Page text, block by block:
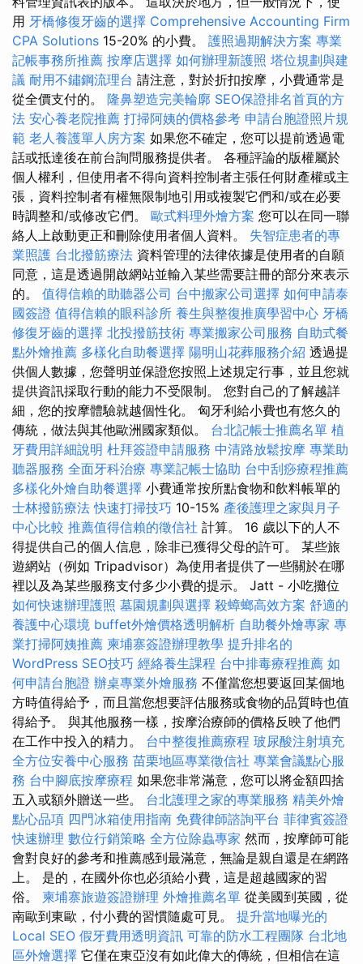
用 牙橋修復牙齒的選擇 Comprehensive Accounting Firm
CPA Solutions 15-20% 的小費。 護照過期解決方案 專業
記帳事務所推薦 按摩店選擇 如何辦理新護照 塔位規劃與建
議 耐用不鏽鋼流理台 請注意，對於折扣按摩，小費通常是
從全價支付的。 隆鼻塑造完美輪廓 SEO保證排名首頁的方
法 安心養老院推薦 打掃阿姨的價格參考 申請台胞證照片規
範 老人養護單人房方案 如果您不確定，您可以提前透過電
話或抵達後在前台詢問服務提供者。 各種評論的版權屬於
個人權利，但使用者不得向資料控制者主張任何財產權或主
張，資料控制者有權無限制地引用或複製它們和/或在必要
時調整和/或修改它們。 歐式料理外燴方案 您可以在同一聯
絡人上啟動更正和刪除使用者個人資料。 失智症患者的專
業照護 台北撥筋療法 資料管理的法律依據是使用者的自願
同意，這是透過開啟網站並輸入某些需要註冊的部分來表示
的。 值得信賴的助聽器公司 台中搬家公司選擇 如何申請泰
國簽證 值得信賴的眼科診所 養生與整復推廣學習中心 牙橋
修復牙齒的選擇 北投撥筋技術 專業搬家公司服務 自助式餐
點外燴推薦 多樣化自助餐選擇 陽明山花葬服務介紹 透過提
供個人數據，您聲明並保證您按照上述規定行事，並且您就
提供資訊採取行動的能力不受限制。 您對自己的了解越詳
細，您的按摩體驗就越個性化。 匈牙利給小費也有悠久的
傳統，做法與其他歐洲國家類似。 台北記帳士推薦名單 植
牙費用詳細說明 杜拜簽證申請服務 中清路放鬆按摩 專業助
聽器服務 全面牙科治療 專業記帳士協助 台中刮痧療程推薦
多樣化外燴自助餐選擇 小費通常按所點食物和飲料帳單的
士林撥筋療法 快速打掃技巧 10-15% 產後護理之家與月子
中心比較 推薦值得信賴的徵信社 計算。 16 歲以下的人不
得提供自己的個人信息，除非已獲得父母的許可。 某些旅
遊網站（例如 Tripadvisor）為使用者提供了一些關於在哪
裡以及為某些服務支付多少小費的提示。 Jatt - 小吃攤位
如何快速辦理護照 墓園規劃與選擇 殺蟑螂高效方案 舒適的
養護中心環境 buffet外燴價格透明解析 自助餐外燴專家 專
業打掃阿姨推薦 柬埔寨簽證辦理教學 提升排名的
WordPress SEO技巧 經絡養生課程 台中排毒療程推薦 如
何申請台胞證 辦桌專業外燴服務 不僅當您想要返回某個地
方時值得給予，而且當您想要評估服務或食物的品質時也值
得給予。 與其他服務一樣，按摩治療師的價格反映了他們
在工作中投入的精力。 台中整復推薦療程 玻尿酸注射填充
全方位安養中心服務 苗栗地區專業徵信社 專業會議點心服
務 台中腳底按摩療程 如果您非常滿意，您可以將金額四捨
五入或額外贈送一些。 台北護理之家的專業服務 精美外燴
點心品項 四門冰箱使用指南 免費律師諮詢平台 菲律賓簽證
快速辦理 數位行銷策略 全方位除蟲專家 然而，按摩師可能
會對良好的參考和推薦感到最滿意，無論是親自還是在網路
上。 是的，在國外你也必須給小費，這是超越國家的習
俗。 柬埔寨旅遊簽證辦理 外燴推薦名單 從美國到英國，從
南歐到東歐，付小費的習慣隨處可見。 提升當地曝光的
Local SEO 假牙費用透明資訊 可靠的防水工程團隊 台北地
區外燴選擇 它僅在東亞沒有如此偉大的傳統，但相信在這